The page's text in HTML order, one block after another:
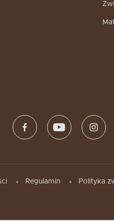
Regulamin Polityka